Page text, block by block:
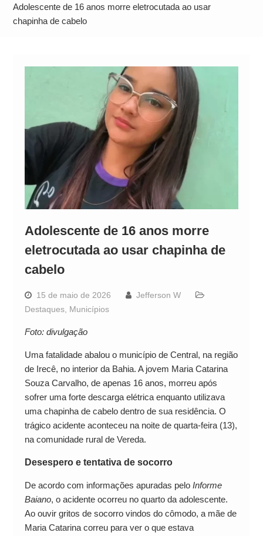
Operação Ágio: Ação policial na Bahia prende 14
suspeitos e mira rede ligada a ‘Zói de Gato’, do
Adolescente de 16 anos morre eletrocutada ao usar
chapinha de cabelo
Adolescente de 16 anos morre
eletrocutada ao usar chapinha de
cabelo
15 de maio de 2026
Jefferson W
Destaques, Municípios
Foto: divulgação
Uma fatalidade abalou o município de Central, na região
de Irecê, no interior da Bahia. A jovem Maria Catarina
Souza Carvalho, de apenas 16 anos, morreu após
sofrer uma forte descarga elétrica enquanto utilizava
uma chapinha de cabelo dentro de sua residência. O
trágico acidente aconteceu na noite de quarta-feira (13),
na comunidade rural de Vereda.
Desespero e tentativa de socorro
De acordo com informações apuradas pelo Informe
Baiano, o acidente ocorreu no quarto da adolescente.
Ao ouvir gritos de socorro vindos do cômodo, a mãe de
Maria Catarina correu para ver o que estava